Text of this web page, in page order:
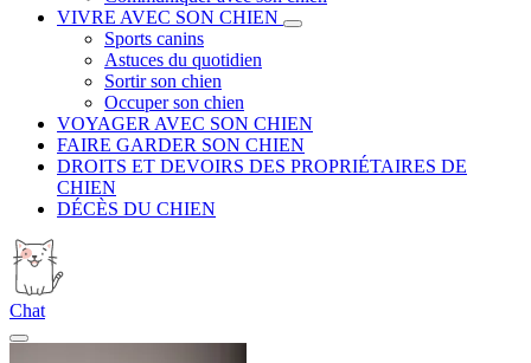
VIVRE AVEC SON CHIEN
Sports canins
Astuces du quotidien
Sortir son chien
Occuper son chien
VOYAGER AVEC SON CHIEN
FAIRE GARDER SON CHIEN
DROITS ET DEVOIRS DES PROPRIÉTAIRES DE
CHIEN
DÉCÈS DU CHIEN
Chat